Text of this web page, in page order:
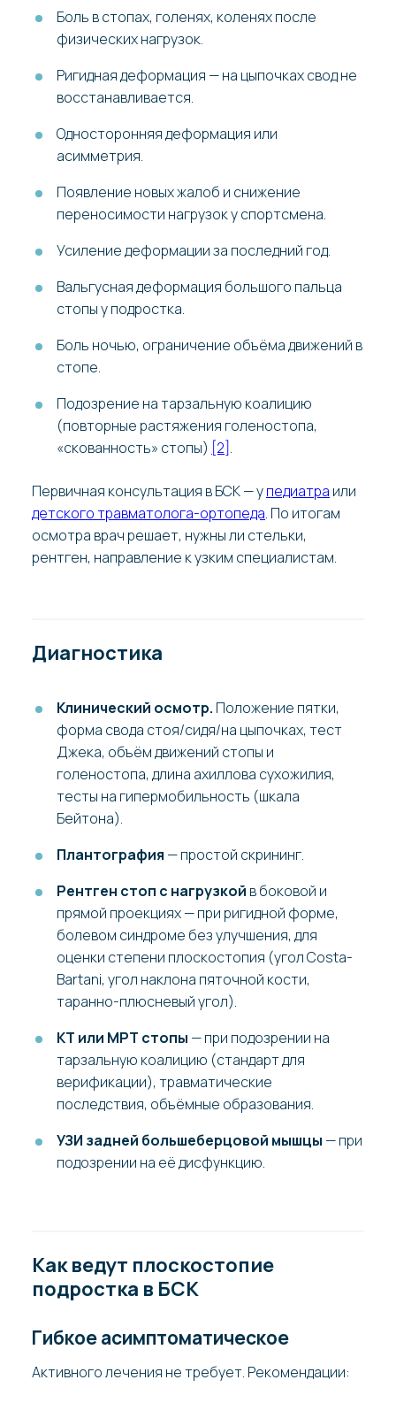
Боль в стопах, голенях, коленях после
физических нагрузок.
Ригидная деформация — на цыпочках свод не
восстанавливается.
Односторонняя деформация или
асимметрия.
Появление новых жалоб и снижение
переносимости нагрузок у спортсмена.
Усиление деформации за последний год.
Вальгусная деформация большого пальца
стопы у подростка.
Боль ночью, ограничение объёма движений в
стопе.
Подозрение на тарзальную коалицию
(повторные растяжения голеностопа,
«скованность» стопы) [2].
Первичная консультация в БСК — упедиатра или
детского травматолога-ортопеда. По итогам
осмотра врач решает, нужны ли стельки,
рентген, направление к узким специалистам.
Диагностика
Клинический осмотр. Положение пятки,
форма свода стоя/сидя/на цыпочках, тест
Джека, объём движений стопы и
голеностопа, длина ахиллова сухожилия,
тесты на гипермобильность (шкала
Бейтона).
Плантография — простой скрининг.
Рентген стоп с нагрузкой в боковой и
прямой проекциях — при ригидной форме,
болевом синдроме без улучшения, для
оценки степени плоскостопия (угол Costa-
Bartani, угол наклона пяточной кости,
таранно-плюсневый угол).
КТ или МРТ стопы — при подозрении на
тарзальную коалицию (стандарт для
верификации), травматические
последствия, объёмные образования.
УЗИ задней большеберцовой мышцы — при
подозрении на её дисфункцию.
Как ведут плоскостопие
подростка в БСК
Гибкое асимптоматическое
Активного лечения не требует. Рекомендации: